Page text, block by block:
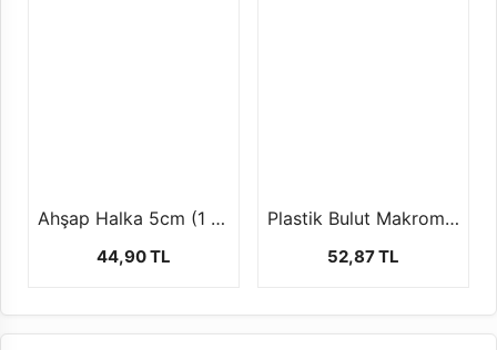
Ahşap Halka 5cm (1 paket 5 Adet)
44,90 TL
Plastik Bulut Makrome Halkası (3'lü Set)
52,87 TL